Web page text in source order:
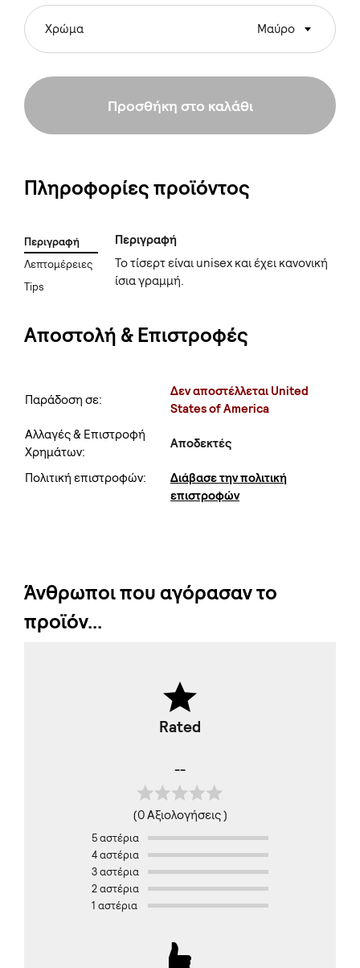
Χρώμα Μαύρο
Προσθήκη στο καλάθι
Πληροφορίες προϊόντος
Περιγραφή
Λεπτομέρειες
Tips
Περιγραφή
Το τίσερτ είναι unisex και έχει κανονική
ίσια γραμμή.
Αποστολή & Επιστροφές
Παράδοση σε:
Δεν αποστέλλεται United
States of America
Αλλαγές & Επιστροφή
Χρημάτων:
Αποδεκτές
Πολιτική επιστροφών:
Διάβασε την πολιτική
επιστροφών
Άνθρωποι που αγόρασαν το
προϊόν...
Rated
--
(0 Αξιολογήσεις )
5 αστέρια
4 αστέρια
3 αστέρια
2 αστέρια
1 αστέρια